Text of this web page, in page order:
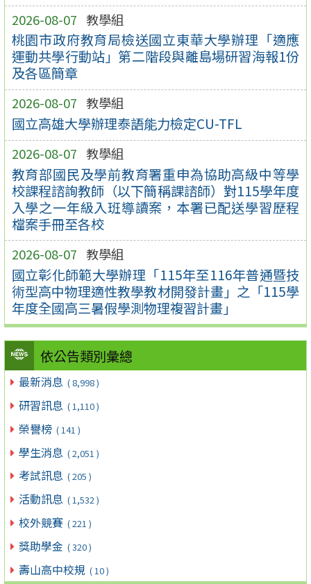
2026-08-07 教學組
桃園市政府教育局檢送國立東華大學辦理「適應
運動共學行動站」第二階段與離島場研習海報1份
及各區簡章
2026-08-07 教學組
國立高雄大學辦理泰語能力檢定CU-TFL
2026-08-07 教學組
教育部國民及學前教育署重申為協助高級中等學
校課程諮詢教師（以下簡稱課諮師）對115學年度
入學之一年級入班導讀案，本署已配送學習歷程
檔案手冊至各校
2026-08-07 教學組
國立彰化師範大學辦理「115年至116年普通暨技
術型高中物理適性教學教材開發計畫」之「115學
年度全國高三暑假學測物理複習計畫」
依公告類別彙總
最新消息 ( 8,998 )
研習訊息 ( 1,110 )
榮譽榜 ( 141 )
學生消息 ( 2,051 )
考試訊息 ( 205 )
活動訊息 ( 1,532 )
校外競賽 ( 221 )
獎助學金 ( 320 )
壽山高中校規 ( 10 )